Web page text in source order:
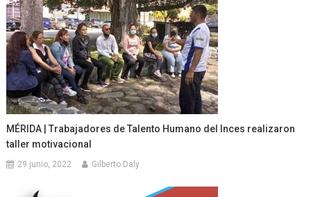
MÉRIDA | Trabajadores de Talento Humano del Inces realizaron
taller motivacional
29 junio, 2022 Gilberto Daly